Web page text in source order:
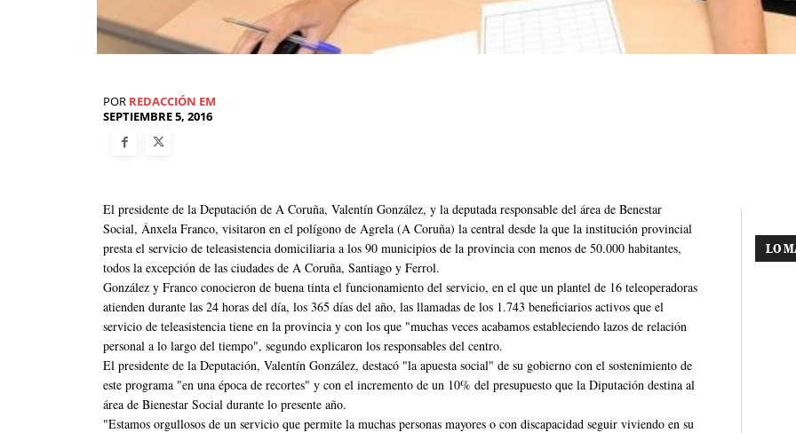
POR REDACCIÓN EM
SEPTIEMBRE 5, 2016
El presidente de la Deputación de A Coruña, Valentín González, y la deputada responsable del área de Benestar
Social, Ánxela Franco, visitaron en el polígono de Agrela (A Coruña) la central desde la que la institución provincial
presta el servicio de teleasistencia domiciliaria a los 90 municipios de la provincia con menos de 50.000 habitantes,
todos la excepción de las ciudades de A Coruña, Santiago y Ferrol.
González y Franco conocieron de buena tinta el funcionamiento del servicio, en el que un plantel de 16 teleoperadoras
atienden durante las 24 horas del día, los 365 días del año, las llamadas de los 1.743 beneficiarios activos que el
servicio de teleasistencia tiene en la provincia y con los que "muchas veces acabamos estableciendo lazos de relación
personal a lo largo del tiempo", segundo explicaron los responsables del centro.
El presidente de la Deputación, Valentín González, destacó "la apuesta social" de su gobierno con el sostenimiento de
este programa "en una época de recortes" y con el incremento de un 10% del presupuesto que la Diputación destina al
área de Bienestar Social durante lo presente año.
"Estamos orgullosos de un servicio que permite la muchas personas mayores o con discapacidad seguir viviendo en su
LO